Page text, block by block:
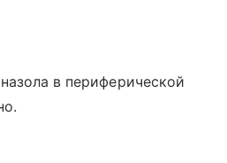
в периферической